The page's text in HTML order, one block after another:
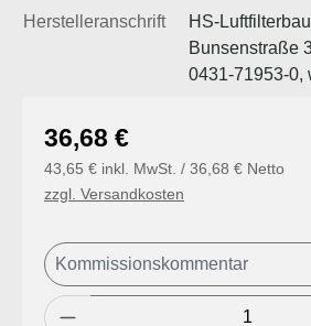
Herstelleranschrift
HS-
Bunsenstraße
0431-71953-0,
Regulärer Preis:
36,68 €
43,65 € inkl. MwSt. / 36,68 € Netto
zzgl. Versandkosten
Produkt Anzahl: Gib